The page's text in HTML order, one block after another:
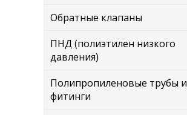
Обратные клапаны
ПНД (полиэтилен низкого
давления)
Полипропиленовые трубы и
фитинги